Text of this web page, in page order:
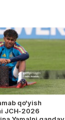
qo'yish
JCH-2026